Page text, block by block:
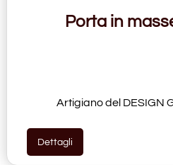
Porta in
Artigiano del DESIGN
Dettagli